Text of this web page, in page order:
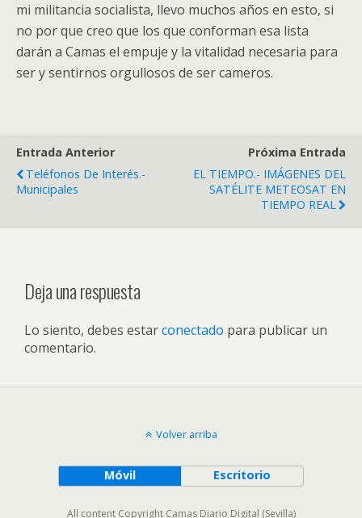
mi militancia socialista, llevo muchos años en esto, si
no por que creo que los que conforman esa lista
darán a Camas el empuje y la vitalidad necesaria para
ser y sentirnos orgullosos de ser cameros.
Entrada Anterior
Teléfonos De Interés.-
Municipales
Próxima Entrada
EL TIEMPO.- IMÁGENES DEL
SATÉLITE METEOSAT EN
TIEMPO REAL
Deja una respuesta
Lo siento, debes estarconectado para publicar un
comentario.
Volver arriba
Móvil Escritorio
All content Copyright Camas Diario Digital (Sevilla)